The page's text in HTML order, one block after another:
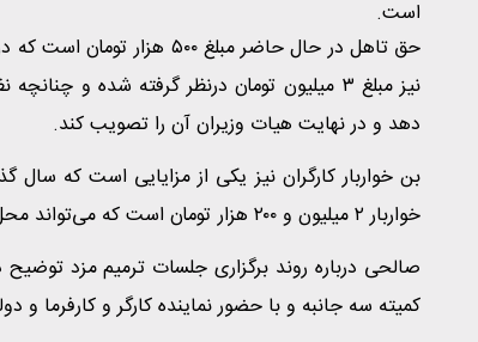
است.
حق تاهل در حال حاضر
نیز مبلغ ۳ میلیون تومان درنظر گرفته شده
دهد و در نهایت هیات وزیران آن را تصویب کند.
بن خواربار کارگران نیز یکی از مزایایی است که
خواربار ۲ میلیون و ۲۰۰ هزار تومان است که می‌تواند محل چانه‌زنی شرکای اجتماعی در جلسات ترمیم مزد باشد.
صالحی درباره روند برگزاری جلسات ترمیم مزد توضیح
کمیته سه جانبه و با حضور نماینده کارگر و